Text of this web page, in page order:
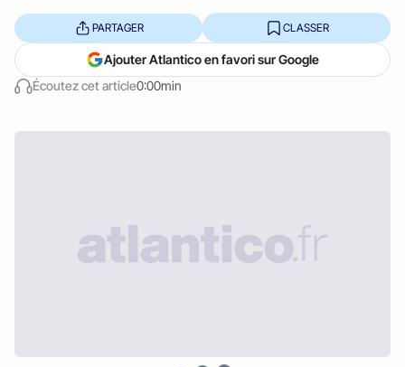
Écoutez cet article0:00min
PARTAGER CLASSER
Ajouter Atlantico en favori sur Google